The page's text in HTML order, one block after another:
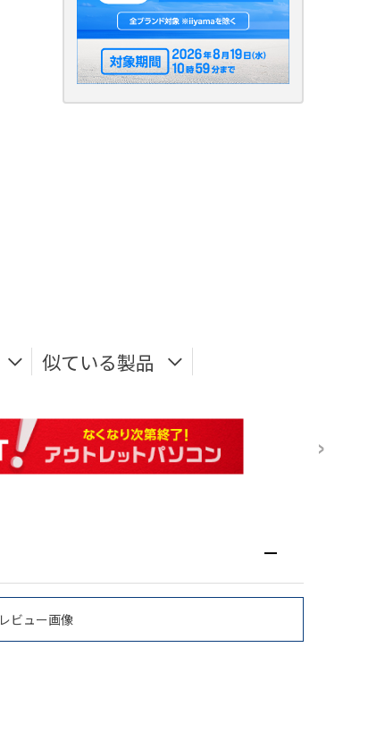
似ている製品
レビュー画像